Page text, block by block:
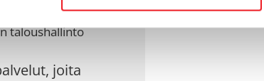
taloushallinto
joita